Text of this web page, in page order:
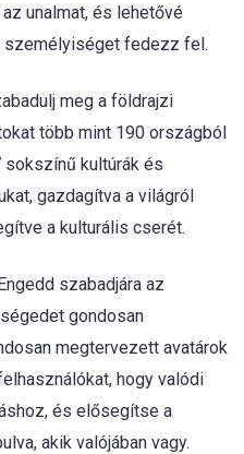
unalmat, és lehetővé
fedezz fel.
meg a földrajzi
több mint 190 országból
sokszínű kultúrák és
gazdagítva a világról
a kulturális cserét.
szabadjára az
gondosan
megtervezett avatárok
hogy valódi
és elősegítse a
akik valójában vagy.